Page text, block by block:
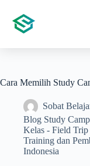
Cara Memilih Study
Sobat
Blog Study
Kelas - Field Trip
Training dan
Indonesia